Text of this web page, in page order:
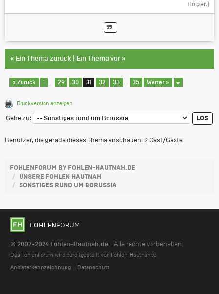
Holger.)
« Ein Thema zurück Ein Thema vor »
« Zurück 1 29 30 31 32 33 35 Weiter »
Druckversion anzeigen
Gehe zu:
Benutzer, die gerade dieses Thema anschauen: 2 Gast/Gäste
FOHLENFORUM BY FOHLEN-HAUTNAH.DE
UNSERE FOHLEN HAUTNAH
SONSTIGES RUND UM BORUSSIA
FOHLEN FORUM
© 2007-2024 Fohlen-Hautnah.de - Alle rechte vorbehalten.
Das FohlenForum wird bereitgestellt von Fohlen-Hautnah.de
Anbieterkennzeichnung Datenschutz